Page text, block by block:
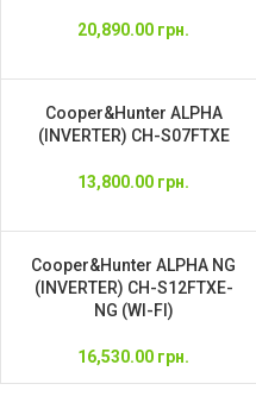
20,890.00 грн.
Cooper&Hunter ALPHA
(INVERTER) CH-S07FTXE
13,800.00 грн.
Cooper&Hunter ALPHA NG
(INVERTER) CH-S12FTXE-
NG (WI-FI)
16,530.00 грн.